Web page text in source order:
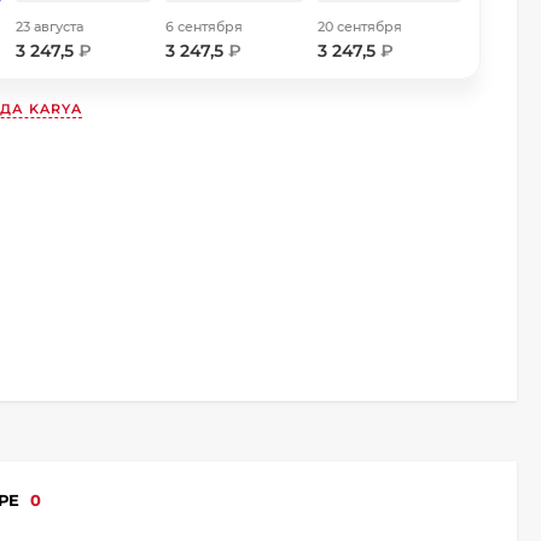
23 августа
3 247,5 ₽
6 сентября
3 247,5₽
20 сентября
3 247,5 ₽
KARYA
0